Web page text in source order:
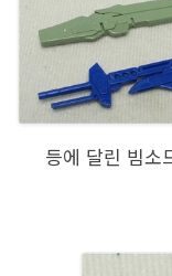
등에 달린 빔소